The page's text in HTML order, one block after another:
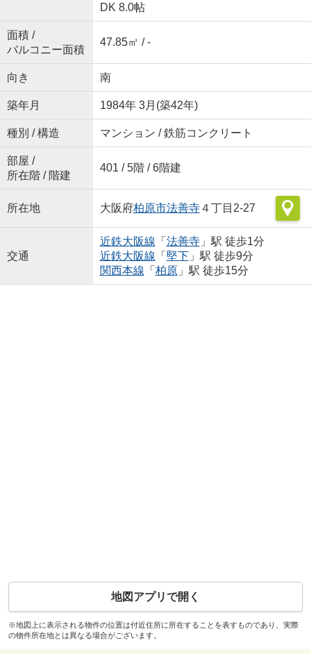
DK 8.0帖
面積 /
バルコニー面積
47.85㎡ / -
向き 南
築年月 1984年 3月(築42年)
種別 / 構造 マンション / 鉄筋コンクリート
部屋 /
所在階 / 階建
401 / 5階 / 6階建
所在地 大阪府柏原市法善寺４丁目2-27
交通
近鉄大阪線 「 法善寺」駅 徒歩1分
近鉄大阪線 「 堅下」駅 徒歩9分
関西本線 「 柏原」駅 徒歩15分
地図アプリで開く
※地図上に表示される物件の位置は付近住所に所在することを表すものであり、実際
の物件所在地とは異なる場合がございます。